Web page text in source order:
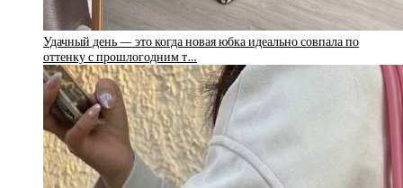
Удачный день — это когда новая юбка идеально совпала по
оттенку с прошлогодним т…